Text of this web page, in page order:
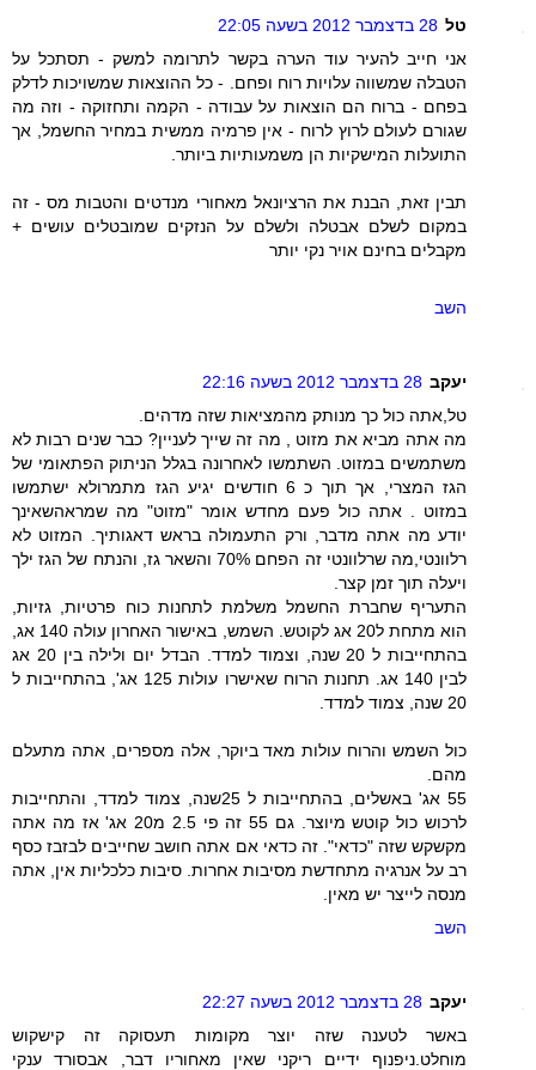
טל 28 בדצמבר 2012 בשעה 22:05
אני חייב להעיר עוד הערה בקשר לתרומה למשק - תסתכל על
הטבלה שמשווה עלויות רוח ופחם. - כל ההוצאות שמשויכות לדלק
בפחם - ברוח הם הוצאות על עבודה - הקמה ותחזוקה - וזה מה
שגורם לעולם לרוץ לרוח - אין פרמיה ממשית במחיר החשמל, אך
התועלות המישקיות הן משמעותיות ביותר.
תבין זאת, הבנת את הרציונאל מאחורי מנדטים והטבות מס - זה
במקום לשלם אבטלה ולשלם על הנזקים שמובטלים עושים +
מקבלים בחינם אויר נקי יותר
השב
יעקב 28 בדצמבר 2012 בשעה 22:16
טל,אתה כול כך מנותק מהמציאות שזה מדהים.
מה אתה מביא את מזוט , מה זה שייך לעניין? כבר שנים רבות לא
משתמשים במזוט. השתמשו לאחרונה בגלל הניתוק הפתאומי של
הגז המצרי, אך תוך כ 6 חודשים יגיע הגז מתמרולא ישתמשו
במזוט . אתה כול פעם מחדש אומר "מזוט" מה שמראהשאינך
יודע מה אתה מדבר, ורק התעמולה בראש דאגותיך. המזוט לא
רלוונטי,מה שרלוונטי זה הפחם 70% והשאר גז, והנתח של הגז ילך
ויעלה תוך זמן קצר.
התעריף שחברת החשמל משלמת לתחנות כוח פרטיות, גזיות,
הוא מתחת ל20 אג לקוטש. השמש, באישור האחרון עולה 140 אג,
בהתחייבות ל 20 שנה, וצמוד למדד. הבדל יום ולילה בין 20 אג
לבין 140 אג. תחנות הרוח שאישרו עולות 125 אג', בהתחייבות ל
20 שנה, צמוד למדד.
כול השמש והרוח עולות מאד ביוקר, אלה מספרים, אתה מתעלם
מהם.
55 אג' באשלים, בהתחייבות ל 25שנה, צמוד למדד, והתחייבות
לרכוש כול קוטש מיוצר. גם 55 זה פי 2.5 מ20 אג' אז מה אתה
מקשקש שזה "כדאי". זה כדאי אם אתה חושב שחייבים לבזבז כסף
רב על אנרגיה מתחדשת מסיבות אחרות. סיבות כלכליות אין, אתה
מנסה לייצר יש מאין.
השב
יעקב 28 בדצמבר 2012 בשעה 22:27
באשר לטענה שזה יוצר מקומות תעסוקה זה קישקוש
מוחלט.ניפנוף ידיים ריקני שאין מאחוריו דבר, אבסורד ענקי